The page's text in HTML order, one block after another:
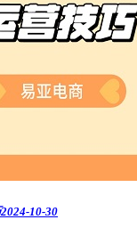
2024-10-30